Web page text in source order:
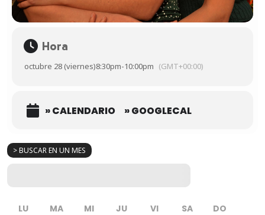
> BUSCAR EN UN MES
LU MA MI JU VI SA DO
Hora
octubre 28 (viernes)8:30pm-10:00pm (GMT+00:00)
» CALENDARIO » GOOGLECAL